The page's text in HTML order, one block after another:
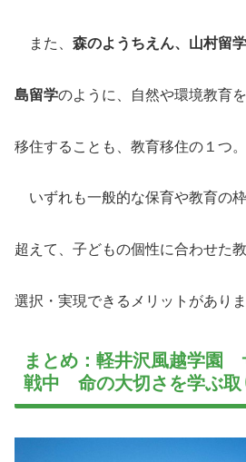
また、 森のようちえん、山村留学
島留学のように、自然や環境教育
移住することも、教育移住の１つ。
いずれも一般的な保育や教育の
超えて、子どもの個性に合わせた
選択・実現できるメリットがありま
まとめ：軽井沢風越学園
戦中 命の大切さを学ぶ取